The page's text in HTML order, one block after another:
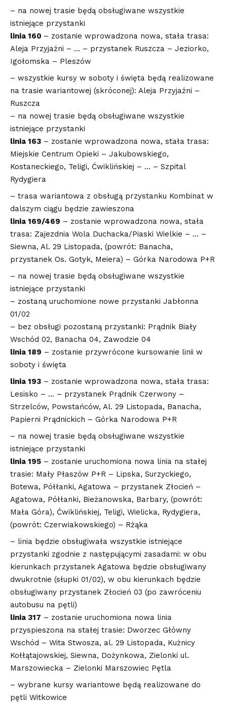
– na nowej trasie będą obsługiwane wszystkie
istniejące przystanki
linia 160 – zostanie wprowadzona nowa, stała trasa:
Aleja Przyjaźni – … – przystanek Ruszcza – Jeziorko,
Igołomska – Pleszów
– wszystkie kursy w soboty i święta będą realizowane
na trasie wariantowej (skróconej): Aleja Przyjaźni –
Ruszcza
– na nowej trasie będą obsługiwane wszystkie
istniejące przystanki
linia 163 – zostanie wprowadzona nowa, stała trasa:
Miejskie Centrum Opieki – Jakubowskiego,
Kostaneckiego, Teligi, Ćwiklińskiej – … – Szpital
Rydygiera
– trasa wariantowa z obsługą przystanku Kombinat w
dalszym ciągu będzie zawieszona
linia 169/469 – zostanie wprowadzona nowa, stała
trasa: Zajezdnia Wola Duchacka/Piaski Wielkie – … –
Siewna, Al. 29 Listopada, (powrót: Banacha,
przystanek Os. Gotyk, Meiera) – Górka Narodowa P+R
– na nowej trasie będą obsługiwane wszystkie
istniejące przystanki
– zostaną uruchomione nowe przystanki Jabłonna
01/02
– bez obsługi pozostaną przystanki: Prądnik Biały
Wschód 02, Banacha 04, Zawodzie 04
linia 189 – zostanie przywrócone kursowanie linii w
soboty i święta
linia 193 – zostanie wprowadzona nowa, stała trasa:
Lesisko – … – przystanek Prądnik Czerwony –
Strzelców, Powstańców, Al. 29 Listopada, Banacha,
Papierni Prądnickich – Górka Narodowa P+R
– na nowej trasie będą obsługiwane wszystkie
istniejące przystanki
linia 195 – zostanie uruchomiona nowa linia na stałej
trasie: Mały Płaszów P+R – Lipska, Surzyckiego,
Botewa, Półłanki, Agatowa – przystanek Złocień –
Agatowa, Półłanki, Bieżanowska, Barbary, (powrót:
Mała Góra), Ćwiklińskiej, Teligi, Wielicka, Rydygiera,
(powrót: Czerwiakowskiego) – Rżąka
– linia będzie obsługiwała wszystkie istniejące
przystanki zgodnie z następującymi zasadami: w obu
kierunkach przystanek Agatowa będzie obsługiwany
dwukrotnie (słupki 01/02), w obu kierunkach będzie
obsługiwany przystanek Złocień 03 (po zawróceniu
autobusu na pętli)
linia 317 – zostanie uruchomiona nowa linia
przyspieszona na stałej trasie: Dworzec Główny
Wschód – Wita Stwosza, al. 29 Listopada, Kużnicy
Kołłątajowskiej, Siewna, Dożynkowa, Zielonki ul.
Marszowiecka – Zielonki Marszowiec Pętla
– wybrane kursy wariantowe będą realizowane do
pętli Witkowice